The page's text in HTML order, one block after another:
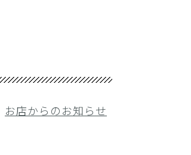
お店からのお知らせ